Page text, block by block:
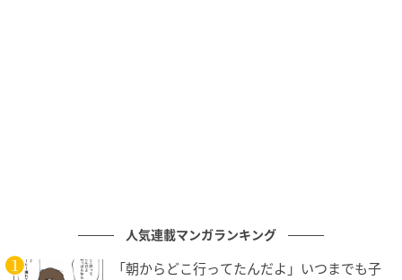
最後まで最もKARDらしい姿をお見せする今回の活動
に、変わらぬ関心をお願いいたします。
人気連載マンガランキング
「朝からどこ行ってたんだよ」いつまでも子